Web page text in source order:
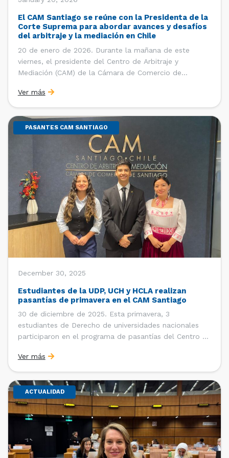
El CAM Santiago se reúne con la Presidenta de la
Corte Suprema para abordar avances y desafíos
del arbitraje y la mediación en Chile
20 de enero de 2026. Durante la mañana de este
viernes, el presidente del Centro de Arbitraje y
Mediación (CAM) de la Cámara de Comercio de
del CAM Santiago, Ximena Vial; y el gerente general de
la CCS, Carlos Soublette, sostuvieron un encuentro […]
Ver más
PASANTES CAM SANTIAGO
December 30, 2025
Estudiantes de la UDP, UCH y HCLA realizan
pasantías de primavera en el CAM Santiago
30 de diciembre de 2025. Esta primavera, 3
estudiantes de Derecho de universidades nacionales
participaron en el programa de pasantías del Centro de
de Santiago (CCS). Entre el 3 de noviembre y el 30 de
diciembre realizaron su pasantía Ingrid Ivania […]
Ver más
ACTUALIDAD